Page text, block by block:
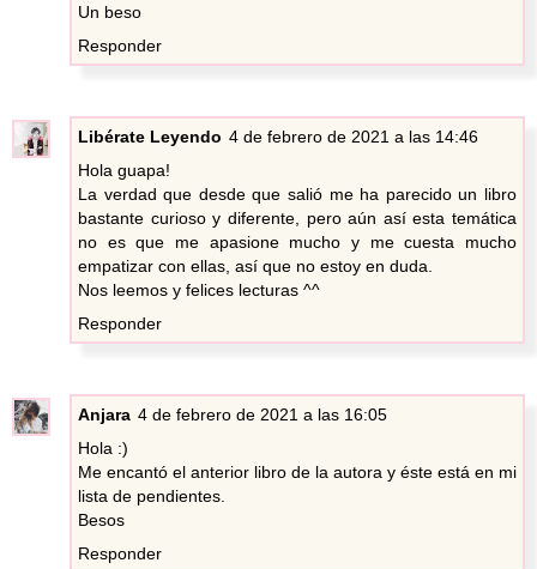
Un beso
Responder
Libérate Leyendo 4 de febrero de 2021 a las 14:46
Hola guapa!
La verdad que desde que salió me ha parecido un libro
bastante curioso y diferente, pero aún así esta temática
no es que me apasione mucho y me cuesta mucho
empatizar con ellas, así que no estoy en duda.
Nos leemos y felices lecturas ^^
Responder
Anjara 4 de febrero de 2021 a las 16:05
Hola :)
Me encantó el anterior libro de la autora y éste está en mi
lista de pendientes.
Besos
Responder